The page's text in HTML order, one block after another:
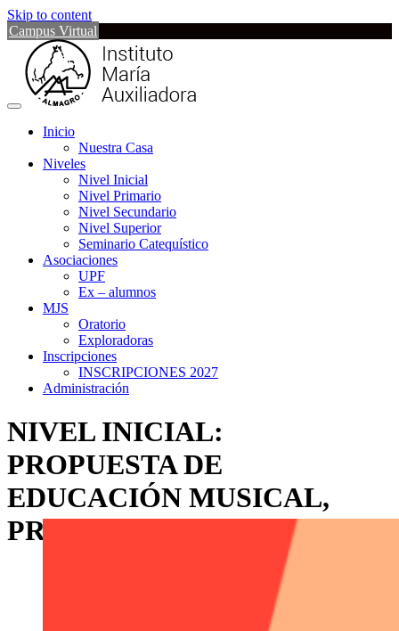
Skip to content
Campus Virtual
Inicio
Nuestra Casa
Niveles
Nivel Inicial
Nivel Primario
Nivel Secundario
Nivel Superior
Seminario Catequístico
Asociaciones
UPF
Ex – alumnos
MJS
Oratorio
Exploradoras
Inscripciones
INSCRIPCIONES 2027
Administración
NIVEL INICIAL:
PROPUESTA DE
EDUCACIÓN MUSICAL,
PROFESOR BERNARDO